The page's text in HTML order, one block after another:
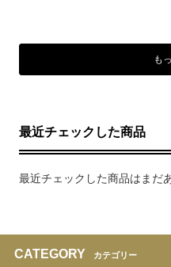
も
最近チェックした商品
最近チェックした商品はまだ
CATEGORY カテゴリー